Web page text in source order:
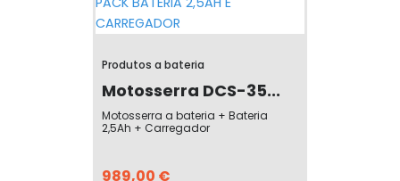
Produtos a bateria
Motosserra DCS-35...
Motosserra a bateria + Bateria
2,5Ah + Carregador
989,00 €